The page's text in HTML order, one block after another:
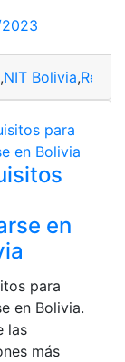
,NIT Bolivia,
en
para
en Bolivia.
las
más